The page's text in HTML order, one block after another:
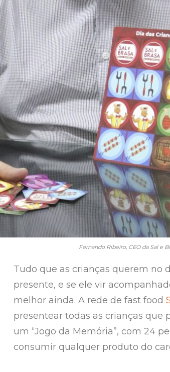
Fernando Ribeiro, CEO da Sal e
Tudo que as crianças querem no
presente, e se ele vir
melhor ainda. A rede de fast food
presentear todas as crianças que
um “Jogo da Memória”, com 24
consumir qualquer produto do